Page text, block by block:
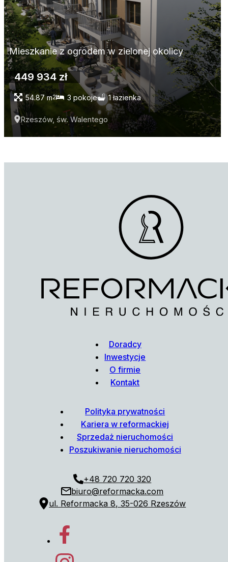
Mieszkanie z ogrodem w zielonej okolicy
449 934 zł
54.87 m2 3 pokoje 1 łazienka
Rzeszów, św. Walentego
Doradcy
Inwestycje
O firmie
Kontakt
Polityka prywatności
Kariera w reformackiej
Sprzedaż nieruchomości
Poszukiwanie nieruchomości
+48 720 720 320
biuro@reformacka.com
ul. Reformacka 8, 35-026 Rzeszów